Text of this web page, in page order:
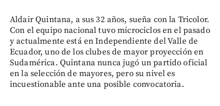
Aldair Quintana, a sus 32 años, sueña con la Tricolor.
Con el equipo nacional tuvo microciclos en el pasado
y actualmente está en Independiente del Valle de
Ecuador, uno de los clubes de mayor proyección en
Sudamérica. Quintana nunca jugó un partido oficial
en la selección de mayores, pero su nivel es
incuestionable ante una posible convocatoria.